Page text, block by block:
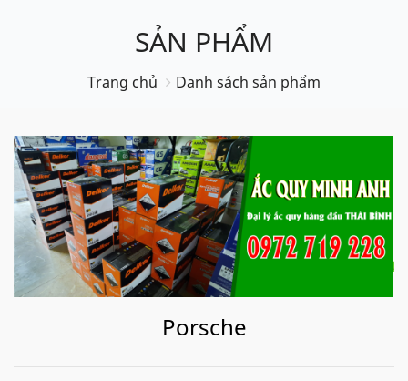
SẢN PHẨM
Trang chủ Danh sách sản phẩm
Porsche